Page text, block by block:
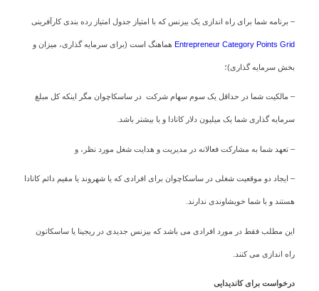
– برنامه شما برای راه اندازی یک بیزنس که با امتیاز جدول امتیاز رده بندی کارآفرینی
Entrepreneur Category Points Grid هماهنگ است (برای سرمایه گذاری، میزان و
بخش سرمایه گذاری)؛
– مالکیت شما در حداقل یک سوم سهام شرکت در ساسکاچوان مگر اینکه کل مبلغ
سرمایه گذاری شما یک میلیون دلار کانادا و یا بیشتر باشد.
– تعهد شما به مشارکت فعالانه در مدیریت و هدایت شغل مورد نظر، و
– ایجاد دو موقعیت شغلی در ساسکاچوان برای افرادی که یا شهروند یا مقیم دائم کانادا
هستند و با شما خویشاوندی ندارند.
این مطلب فقط در مورد افرادی می باشد که بیزنس جدیدی در ریجینا یا ساسکاتون
راه اندازی می کنند.
درخواست برای کاندیدایی